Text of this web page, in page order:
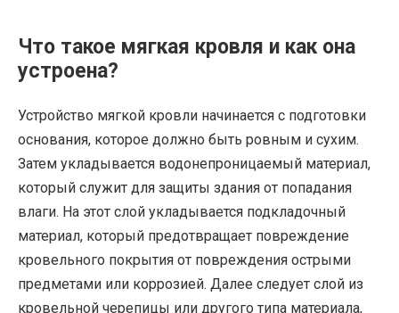
Что такое мягкая кровля и как она
устроена?
Устройство мягкой кровли начинается с подготовки
основания, которое должно быть ровным и сухим.
Затем укладывается водонепроницаемый материал,
который служит для защиты здания от попадания
влаги. На этот слой укладывается подкладочный
материал, который предотвращает повреждение
кровельного покрытия от повреждения острыми
предметами или коррозией. Далее следует слой из
кровельной черепицы или другого типа материала,